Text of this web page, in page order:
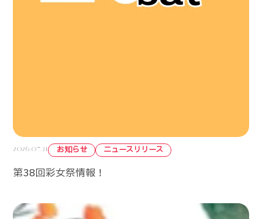
2026.07.31 お知らせ ニュースリリース
第38回彩女祭情報！